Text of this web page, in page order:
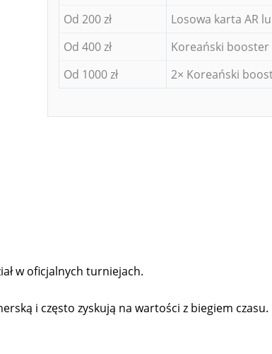
Od 200 zł
Losowa karta
Od 400 zł
Koreański
Od 1000 zł
2× Koreański
w oficjalnych turniejach.
i często zyskują na wartości z biegiem czasu.